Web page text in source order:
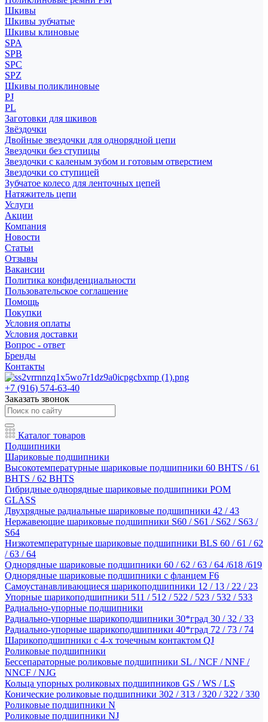
Шкивы
Шкивы зубчатые
Шкивы клиновые
SPA
SPB
SPC
SPZ
Шкивы поликлиновые
PJ
PL
Заготовки для шкивов
Звёздочки
Двойные звездочки для однорядной цепи
Звездочки без ступицы
Звездочки с каленым зубом и готовым отверстием
Звездочки со ступицей
Зубчатое колесо для ленточных цепей
Натяжитель цепи
Услуги
Акции
Компания
Новости
Статьи
Отзывы
Вакансии
Политика конфиденциальности
Пользовательское соглашение
Помощь
Покупки
Условия оплаты
Условия доставки
Вопрос - ответ
Бренды
Контакты
+7 (916) 574-63-40
Заказать звонок
Каталог товаров
Подшипники
Шариковые подшипники
Высокотемпературные шариковые подшипники 60 BHTS / 61
BHTS / 62 BHTS
Гибридные однорядные шариковые подшипники POM
GLASS
Двухрядные радиальные шариковые подшипники 42 / 43
Нержавеющие шариковые подшипники S60 / S61 / S62 / S63 /
S64
Низкотемпературные шариковые подшипники BLS 60 / 61 / 62
/ 63 / 64
Однорядные шариковые подшипники 60 / 62 / 63 / 64 /618 /619
Однорядные шариковые подшипники с фланцем F6
Самоустанавливающиеся шарикоподшипники 12 / 13 / 22 / 23
Упорные шарикоподшипники 511 / 512 / 522 / 523 / 532 / 533
Радиально-упорные подшипники
Радиально-упорные шарикоподшипники 30*град 30 / 32 / 33
Радиально-упорные шарикоподшипники 40*град 72 / 73 / 74
Шарикоподшипники с 4-х точечным контактом QJ
Роликовые подшипники
Бессепараторные роликовые подшипники SL / NCF / NNF /
NNCF / NJG
Кольца упорных роликовых подшипников GS / WS / LS
Конические роликовые подшипники 302 / 313 / 320 / 322 / 330
Роликовые подшипники N
Роликовые подшипники NJ